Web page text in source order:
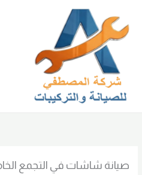
المحتوى
صيانة شاشات في التجمع الخامس